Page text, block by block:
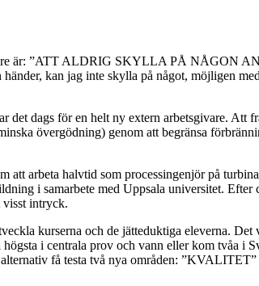
är: ”ATT ALDRIG SKYLLA PÅ
kan jag inte skylla på något, möjligen
dags för en helt ny extern arbetsgivare. Att
övergödning) genom att begränsa
arbeta halvtid som processingenjör på
i samarbete med Uppsala universitet.
visst intryck.
kurserna och de jätteduktiga eleverna.
i centrala prov och vann eller kom tvåa i
få testa två nya områden: